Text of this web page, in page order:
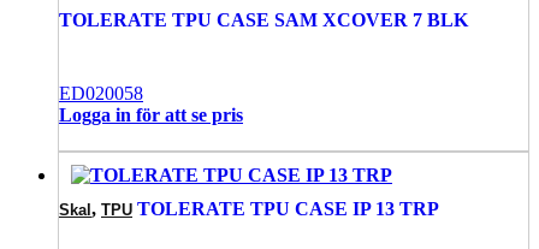
TOLERATE TPU CASE SAM XCOVER 7 BLK
ED020058
Logga in för att se pris
Skal , TPU TOLERATE TPU CASE IP 13 TRP